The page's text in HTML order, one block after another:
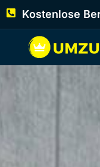
Kostenlose